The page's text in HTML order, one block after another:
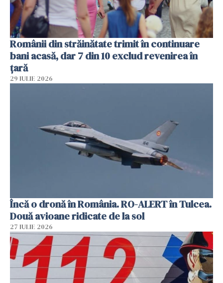
Românii din străinătate trimit în continuare
bani acasă, dar 7 din 10 exclud revenirea în
țară
29 IULIE 2026
Încă o dronă în România. RO-ALERT în Tulcea.
Două avioane ridicate de la sol
27 IULIE 2026